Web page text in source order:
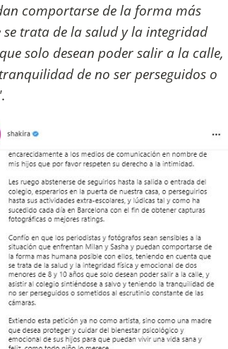
comportarse de la forma más
trata de la salud y la integridad
solo desean poder salir a la calle,
de no ser perseguidos o
.